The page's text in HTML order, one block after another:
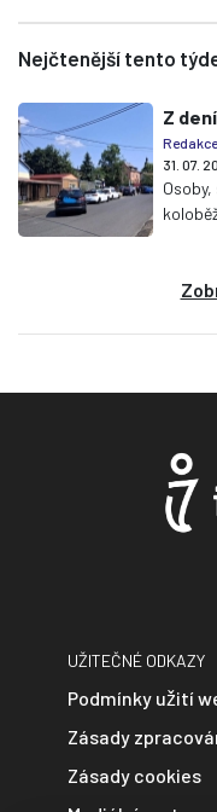
Nejčtenější tento
Z
31. 07.
UŽITEČNÉ ODKAZY
Podmínky užití
Zásady
Zásady cookies